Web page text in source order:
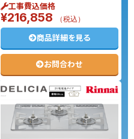
工事費込価格
¥216,858 （税込）
商品詳細を見る
お問合わせ